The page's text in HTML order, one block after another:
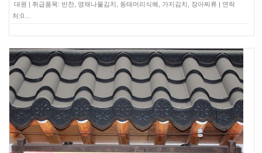
대원 | 취급품목: 반찬, 영채나물김치, 동태머리식혜, 가지김치, 장아찌류 | 연락
처:0…